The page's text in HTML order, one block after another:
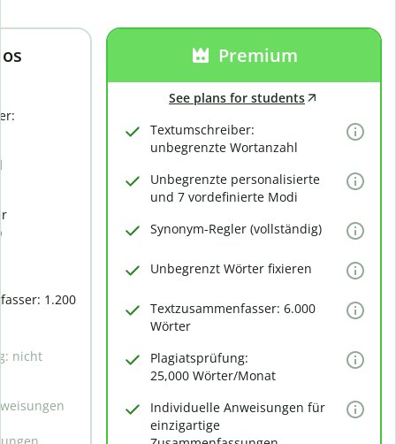
1.200
nicht
Premium
See plans for students
Textumschreiber:
unbegrenzte Wortanzahl
Unbegrenzte personalisierte
und 7 vordefinierte Modi
Synonym-Regler (vollständig)
Unbegrenzt Wörter fixieren
Textzusammenfasser: 6.000
Wörter
Plagiatsprüfung:
25,000 Wörter/Monat
Individuelle Anweisungen für
einzigartige